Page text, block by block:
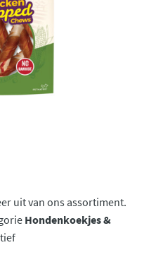
uit van ons assortiment.
Hondenkoekjes &